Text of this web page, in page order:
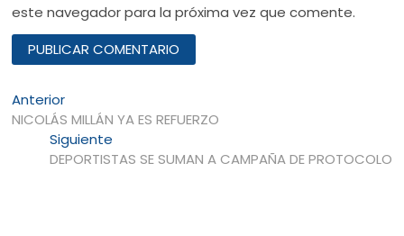
este navegador para la próxima vez que comente.
Navegación
de
entradas
AnteriorEntrada
anterior:
NICOLÁS MILLÁN YA ES REFUERZO
SiguienteEntrada
siguiente:
DEPORTISTAS SE SUMAN A CAMPAÑA DE PROTOCOLO